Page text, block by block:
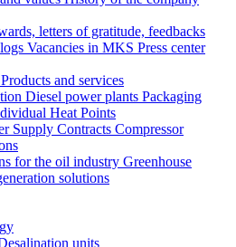
letters of gratitude, feedbacks
Vacancies in MKS Press center
Products and services
Diesel power plants Packaging
Heat Points
Supply Contracts Compressor
for the oil industry Greenhouse
solutions
units